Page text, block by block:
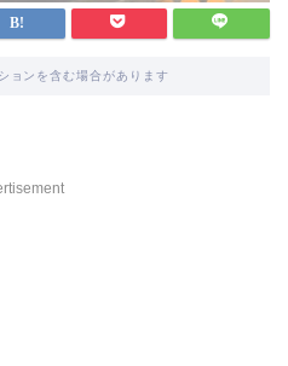
ョンを含む場合があります